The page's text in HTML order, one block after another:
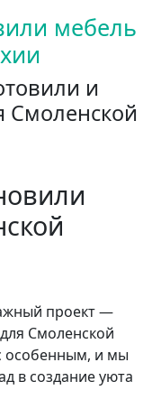
мебель
и
Смоленской
проект —
Смоленской
особенным, и мы
в создание уюта